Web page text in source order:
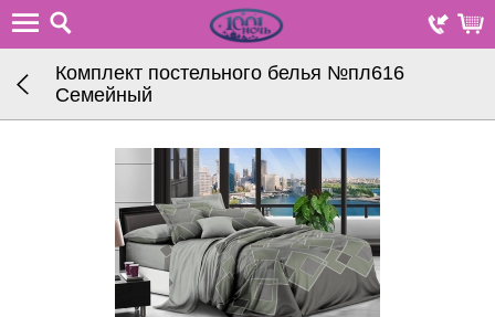
Комплект постельного белья №пл616
Семейный